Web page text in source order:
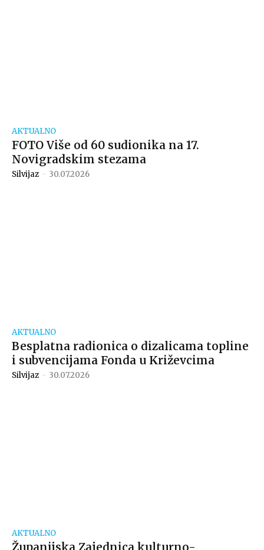
AKTUALNO
FOTO Više od 60 sudionika na 17.
Novigradskim stezama
Silvijaz - 30.07.2026
AKTUALNO
Besplatna radionica o dizalicama topline
i subvencijama Fonda u Križevcima
Silvijaz - 30.07.2026
AKTUALNO
Županijska Zajednica kulturno-